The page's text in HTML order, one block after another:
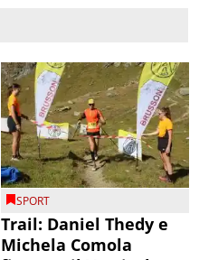
SPORT
Trail: Daniel Thedy e
Michela Comola